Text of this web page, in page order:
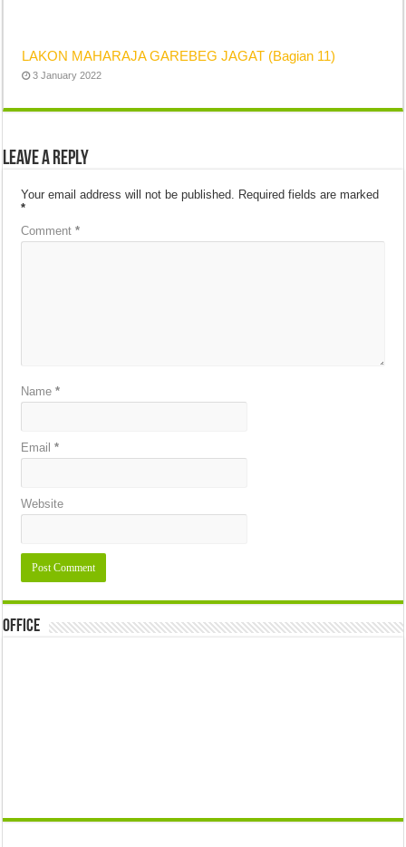
LAKON MAHARAJA GAREBEG JAGAT (Bagian 11)
3 January 2022
Leave a Reply
Your email address will not be published. Required fields are marked
*
Comment*
Name*
Email*
Website
Office